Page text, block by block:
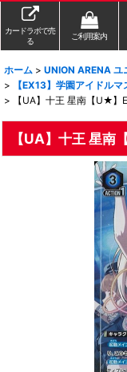
カードラボで売
る
ご利用案内
ホーム > UNION ARENA ユ
>
【EX13】学園アイドル
>
【UA】十王 星南【U★
【UA】十王 星